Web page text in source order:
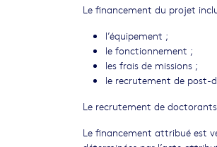
Le financement du projet
l’équipement ;
le fonctionnement ;
les frais de missions ;
le recrutement de post-
Le recrutement de
Le financement attribué est